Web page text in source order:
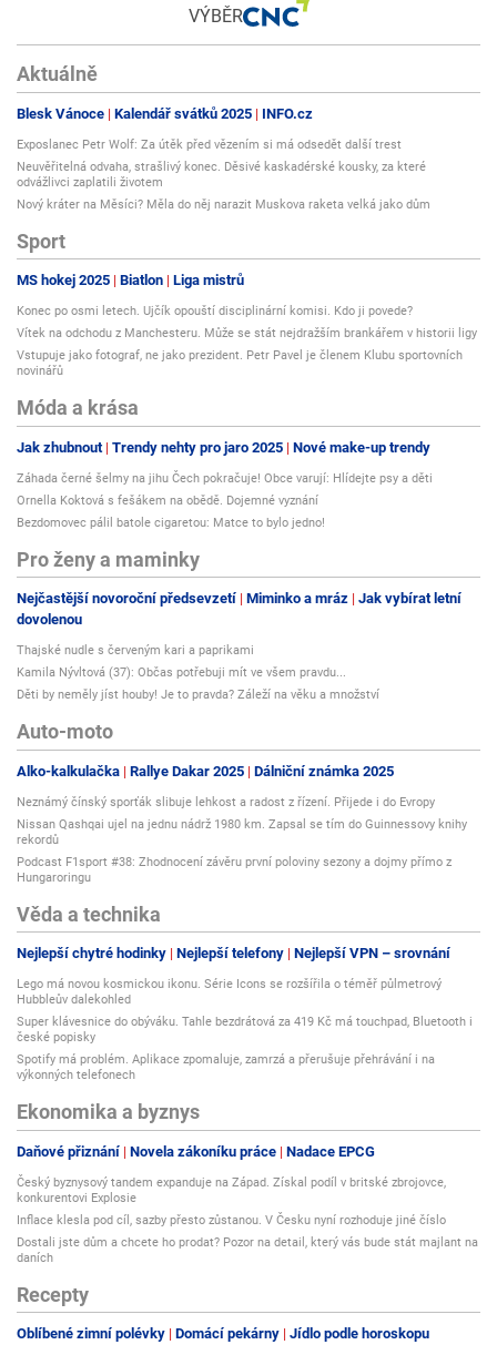
VÝBĚR
Aktuálně
Blesk Vánoce Kalendář svátků 2025 INFO.cz
Exposlanec Petr Wolf: Za útěk před vězením si má odsedět další trest
Neuvěřitelná odvaha, strašlivý konec. Děsivé kaskadérské kousky, za které
odvážlivci zaplatili životem
Nový kráter na Měsíci? Měla do něj narazit Muskova raketa velká jako dům
Sport
MS hokej 2025 Biatlon Liga mistrů
Konec po osmi letech. Ujčík opouští disciplinární komisi. Kdo ji povede?
Vítek na odchodu z Manchesteru. Může se stát nejdražším brankářem v historii ligy
Vstupuje jako fotograf, ne jako prezident. Petr Pavel je členem Klubu sportovních
novinářů
Móda a krása
Jak zhubnout Trendy nehty pro jaro 2025 Nové make-up trendy
Záhada černé šelmy na jihu Čech pokračuje! Obce varují: Hlídejte psy a děti
Ornella Koktová s fešákem na obědě. Dojemné vyznání
Bezdomovec pálil batole cigaretou: Matce to bylo jedno!
Pro ženy a maminky
Nejčastější novoroční předsevzetí Miminko a mráz Jak vybírat letní
dovolenou
Thajské nudle s červeným kari a paprikami
Kamila Nývltová (37): Občas potřebuji mít ve všem pravdu...
Děti by neměly jíst houby! Je to pravda? Záleží na věku a množství
Auto-moto
Alko-kalkulačka Rallye Dakar 2025 Dálniční známka 2025
Neznámý čínský sporťák slibuje lehkost a radost z řízení. Přijede i do Evropy
Nissan Qashqai ujel na jednu nádrž 1980 km. Zapsal se tím do Guinnessovy knihy
rekordů
Podcast F1sport #38: Zhodnocení závěru první poloviny sezony a dojmy přímo z
Hungaroringu
Věda a technika
Nejlepší chytré hodinky Nejlepší telefony Nejlepší VPN – srovnání
Lego má novou kosmickou ikonu. Série Icons se rozšířila o téměř půlmetrový
Hubbleův dalekohled
Super klávesnice do obýváku. Tahle bezdrátová za 419 Kč má touchpad, Bluetooth i
české popisky
Spotify má problém. Aplikace zpomaluje, zamrzá a přerušuje přehrávání i na
výkonných telefonech
Ekonomika a byznys
Daňové přiznání Novela zákoníku práce Nadace EPCG
Český byznysový tandem expanduje na Západ. Získal podíl v britské zbrojovce,
konkurentovi Explosie
Inflace klesla pod cíl, sazby přesto zůstanou. V Česku nyní rozhoduje jiné číslo
Dostali jste dům a chcete ho prodat? Pozor na detail, který vás bude stát majlant na
daních
Recepty
Oblíbené zimní polévky Domácí pekárny Jídlo podle horoskopu